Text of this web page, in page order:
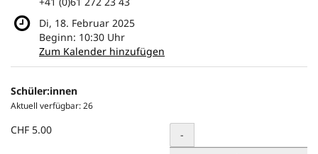
Di, 18. Februar 2025
Beginn: 10:30 Uhr
Zum Kalender hinzufügen
Produkte
Unkategorisierte
Produkte
Schüler:innen
Aktuell verfügbar: 26
CHF 5.00 Menge
-